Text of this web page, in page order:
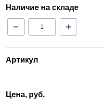
Наличие на складе
Артикул
Цена, руб.